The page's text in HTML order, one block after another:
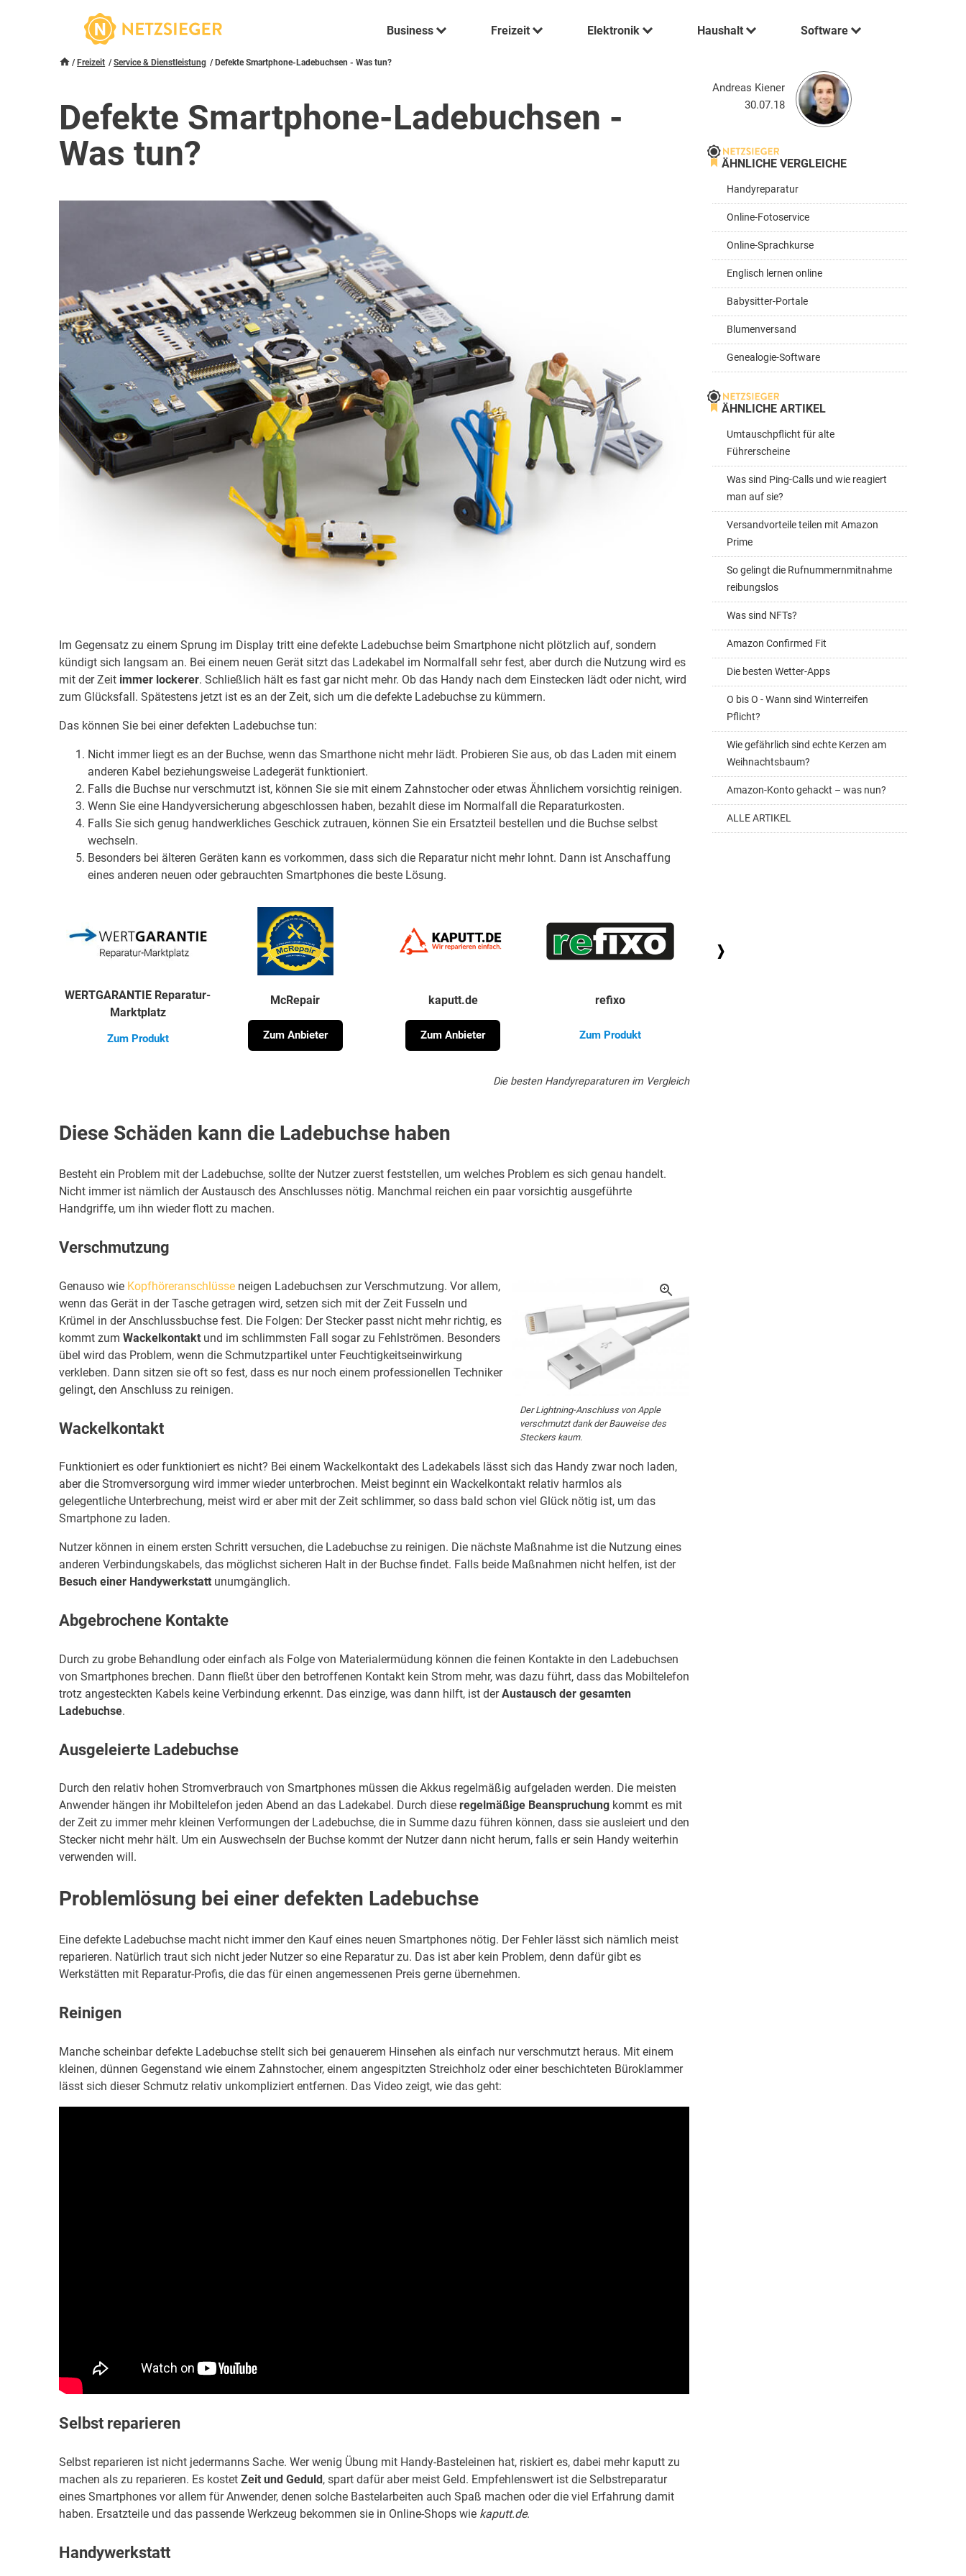
Business Freizeit Elektronik Haushalt Software
Freizeit Service & Dienstleistung Defekte Smartphone-Ladebuchsen - Was tun?
Defekte Smartphone-Ladebuchsen -
Was tun?
Im Gegensatz zu einem Sprung im Display tritt eine defekte Ladebuchse beim Smartphone nicht plötzlich auf, sondern
kündigt sich langsam an. Bei einem neuen Gerät sitzt das Ladekabel im Normalfall sehr fest, aber durch die Nutzung wird es
mit der Zeit immer lockerer. Schließlich hält es fast gar nicht mehr. Ob das Handy nach dem Einstecken lädt oder nicht, wird
zum Glücksfall. Spätestens jetzt ist es an der Zeit, sich um die defekte Ladebuchse zu kümmern.
Das können Sie bei einer defekten Ladebuchse tun:
Nicht immer liegt es an der Buchse, wenn das Smarthone nicht mehr lädt. Probieren Sie aus, ob das Laden mit einem
anderen Kabel beziehungsweise Ladegerät funktioniert.
Falls die Buchse nur verschmutzt ist, können Sie sie mit einem Zahnstocher oder etwas Ähnlichem vorsichtig reinigen.
Wenn Sie eine Handyversicherung abgeschlossen haben, bezahlt diese im Normalfall die Reparaturkosten.
Falls Sie sich genug handwerkliches Geschick zutrauen, können Sie ein Ersatzteil bestellen und die Buchse selbst
wechseln.
Besonders bei älteren Geräten kann es vorkommen, dass sich die Reparatur nicht mehr lohnt. Dann ist Anschaffung
eines anderen neuen oder gebrauchten Smartphones die beste Lösung.
WERTGARANTIE Reparatur-
Marktplatz
Zum Produkt
McRepair
Zum Anbieter
kaputt.de
Zum Anbieter
refixo
Zum Produkt
Die besten Handyreparaturen im Vergleich
Diese Schäden kann die Ladebuchse haben
Besteht ein Problem mit der Ladebuchse, sollte der Nutzer zuerst feststellen, um welches Problem es sich genau handelt.
Nicht immer ist nämlich der Austausch des Anschlusses nötig. Manchmal reichen ein paar vorsichtig ausgeführte
Handgriffe, um ihn wieder flott zu machen.
Verschmutzung
Der Lightning-Anschluss von Apple
verschmutzt dank der Bauweise des
Steckers kaum.
Genauso wie Kopfhöreranschlüsse neigen Ladebuchsen zur Verschmutzung. Vor allem,
wenn das Gerät in der Tasche getragen wird, setzen sich mit der Zeit Fusseln und
Krümel in der Anschlussbuchse fest. Die Folgen: Der Stecker passt nicht mehr richtig, es
kommt zum Wackelkontakt und im schlimmsten Fall sogar zu Fehlströmen. Besonders
übel wird das Problem, wenn die Schmutzpartikel unter Feuchtigkeitseinwirkung
verkleben. Dann sitzen sie oft so fest, dass es nur noch einem professionellen Techniker
gelingt, den Anschluss zu reinigen.
Wackelkontakt
Funktioniert es oder funktioniert es nicht? Bei einem Wackelkontakt des Ladekabels lässt sich das Handy zwar noch laden,
aber die Stromversorgung wird immer wieder unterbrochen. Meist beginnt ein Wackelkontakt relativ harmlos als
gelegentliche Unterbrechung, meist wird er aber mit der Zeit schlimmer, so dass bald schon viel Glück nötig ist, um das
Smartphone zu laden.
Nutzer können in einem ersten Schritt versuchen, die Ladebuchse zu reinigen. Die nächste Maßnahme ist die Nutzung eines
anderen Verbindungskabels, das möglichst sicheren Halt in der Buchse findet. Falls beide Maßnahmen nicht helfen, ist der
Besuch einer Handywerkstatt unumgänglich.
Abgebrochene Kontakte
Durch zu grobe Behandlung oder einfach als Folge von Materialermüdung können die feinen Kontakte in den Ladebuchsen
von Smartphones brechen. Dann fließt über den betroffenen Kontakt kein Strom mehr, was dazu führt, dass das Mobiltelefon
trotz angesteckten Kabels keine Verbindung erkennt. Das einzige, was dann hilft, ist derAustausch der gesamten
Ladebuchse.
Ausgeleierte Ladebuchse
Durch den relativ hohen Stromverbrauch von Smartphones müssen die Akkus regelmäßig aufgeladen werden. Die meisten
Anwender hängen ihr Mobiltelefon jeden Abend an das Ladekabel. Durch diese regelmäßige Beanspruchung kommt es mit
der Zeit zu immer mehr kleinen Verformungen der Ladebuchse, die in Summe dazu führen können, dass sie ausleiert und den
Stecker nicht mehr hält. Um ein Auswechseln der Buchse kommt der Nutzer dann nicht herum, falls er sein Handy weiterhin
verwenden will.
Problemlösung bei einer defekten Ladebuchse
Eine defekte Ladebuchse macht nicht immer den Kauf eines neuen Smartphones nötig. Der Fehler lässt sich nämlich meist
reparieren. Natürlich traut sich nicht jeder Nutzer so eine Reparatur zu. Das ist aber kein Problem, denn dafür gibt es
Werkstätten mit Reparatur-Profis, die das für einen angemessenen Preis gerne übernehmen.
Reinigen
Manche scheinbar defekte Ladebuchse stellt sich bei genauerem Hinsehen als einfach nur verschmutzt heraus. Mit einem
kleinen, dünnen Gegenstand wie einem Zahnstocher, einem angespitzten Streichholz oder einer beschichteten Büroklammer
lässt sich dieser Schmutz relativ unkompliziert entfernen. Das Video zeigt, wie das geht:
Selbst reparieren
Selbst reparieren ist nicht jedermanns Sache. Wer wenig Übung mit Handy-Basteleinen hat, riskiert es, dabei mehr kaputt zu
machen als zu reparieren. Es kostet Zeit und Geduld, spart dafür aber meist Geld. Empfehlenswert ist die Selbstreparatur
eines Smartphones vor allem für Anwender, denen solche Bastelarbeiten auch Spaß machen oder die viel Erfahrung damit
haben. Ersatzteile und das passende Werkzeug bekommen sie in Online-Shops wie kaputt.de.
Handywerkstatt
Andreas Kiener
30.07.18
ÄHNLICHE VERGLEICHE
Handyreparatur
Online-Fotoservice
Online-Sprachkurse
Englisch lernen online
Babysitter-Portale
Blumenversand
Genealogie-Software
ÄHNLICHE ARTIKEL
Umtauschpflicht für alte
Führerscheine
Was sind Ping-Calls und wie reagiert
man auf sie?
Versandvorteile teilen mit Amazon
Prime
So gelingt die Rufnummernmitnahme
reibungslos
Was sind NFTs?
Amazon Confirmed Fit
Die besten Wetter-Apps
O bis O - Wann sind Winterreifen
Pflicht?
Wie gefährlich sind echte Kerzen am
Weihnachtsbaum?
Amazon-Konto gehackt – was nun?
ALLE ARTIKEL